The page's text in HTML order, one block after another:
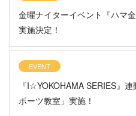
金曜ナイターイベント『ハマ
実施決定！
EVENT
『I☆YOKOHAMA SERIES』
ポーツ教室」実施！